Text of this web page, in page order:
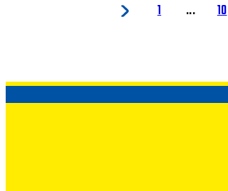
1 ... 10